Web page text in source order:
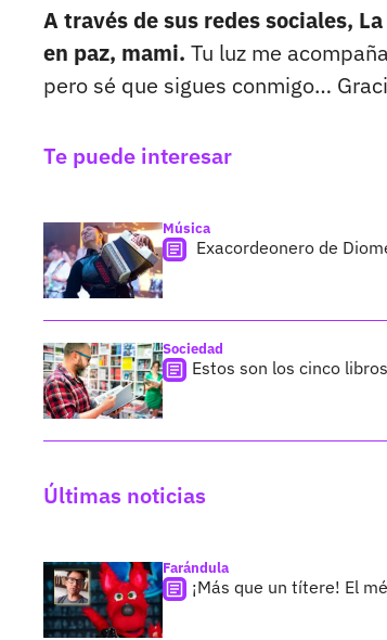
A través de sus redes sociales,
en paz, mami. Tu luz me
pero sé que sigues conmigo…
Te puede interesar
Música
Exacordeonero de
Sociedad
Estos son los cinco
Últimas noticias
Farándula
¡Más que un títere! El